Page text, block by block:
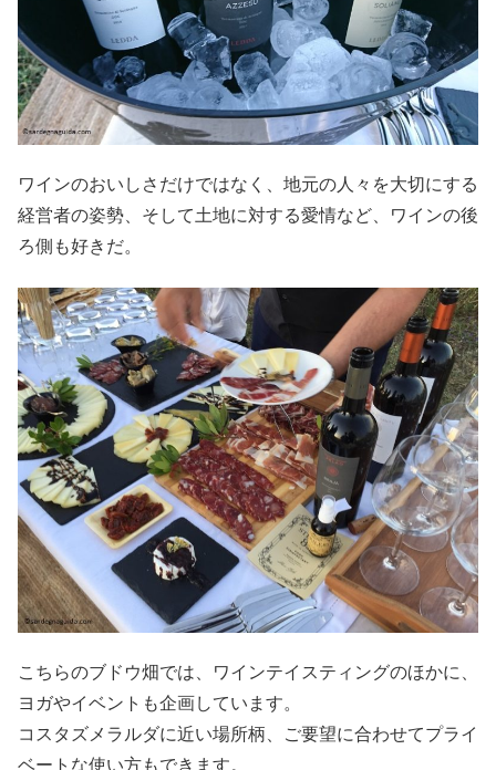
ワインのおいしさだけではなく、地元の人々を大切にする
経営者の姿勢、そして土地に対する愛情など、ワインの後
ろ側も好きだ。
こちらのブドウ畑では、ワインテイスティングのほかに、
ヨガやイベントも企画しています。
コスタズメラルダに近い場所柄、ご要望に合わせてプライ
ベートな使い方もできます。